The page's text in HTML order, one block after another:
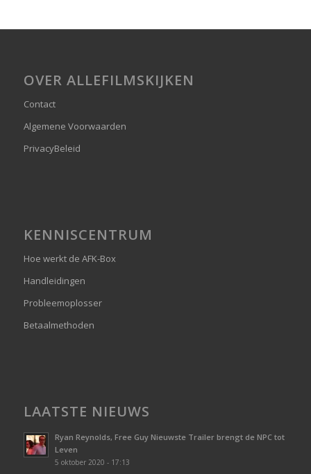
OVER ALLEFILMSKIJKEN
Contact
Algemene Voorwaarden
PrivacyBeleid
KENNISCENTRUM
Hoe werkt de AFK-Box
Handleidingen
Probleemoplosser
Betaalmethoden
LAATSTE NIEUWS
Ryan Reynolds, Free Guy Nieuwste Trailer brengt de NPC tot
Leven
5 oktober 2020 - 17:13